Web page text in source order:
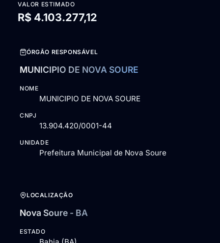
VALOR ESTIMADO
R$ 4.103.277,12
ÓRGÃO RESPONSÁVEL
MUNICIPIO DE NOVA SOURE
NOME
MUNICIPIO DE NOVA SOURE
CNPJ
13.904.420/0001-44
UNIDADE
Prefeitura Municipal de Nova Soure
LOCALIZAÇÃO
Nova Soure - BA
ESTADO